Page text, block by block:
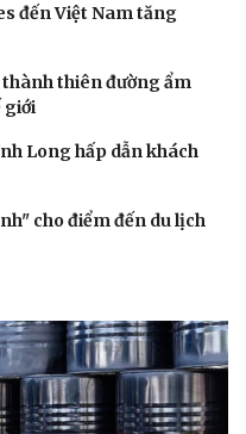
Đọc truyện đêm khuya
Kể chuyện cho bé
Hạt giống tâm hồn
đến Việt Nam tăng
thành thiên đường ẩm
giới
Long hấp dẫn khách
cho điểm đến du lịch